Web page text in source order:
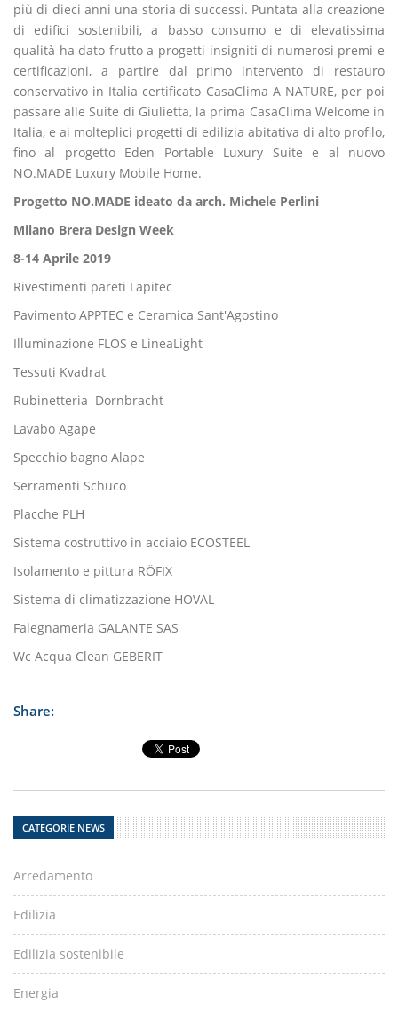
più di dieci anni una storia di successi. Puntata alla creazione
di edifici sostenibili, a basso consumo e di elevatissima
qualità ha dato frutto a progetti insigniti di numerosi premi e
certificazioni, a partire dal primo intervento di restauro
conservativo in Italia certificato CasaClima A NATURE, per poi
passare alle Suite di Giulietta, la prima CasaClima Welcome in
Italia, e ai molteplici progetti di edilizia abitativa di alto profilo,
fino al progetto Eden Portable Luxury Suite e al nuovo
NO.MADE Luxury Mobile Home.
Progetto NO.MADE ideato da arch. Michele Perlini
Milano Brera Design Week
8-14 Aprile 2019
Rivestimenti pareti Lapitec
Pavimento APPTEC e Ceramica Sant'Agostino
Illuminazione FLOS e LineaLight
Tessuti Kvadrat
Rubinetteria Dornbracht
Lavabo Agape
Specchio bagno Alape
Serramenti Schüco
Placche PLH
Sistema costruttivo in acciaio ECOSTEEL
Isolamento e pittura RÖFIX
Sistema di climatizzazione HOVAL
Falegnameria GALANTE SAS
Wc Acqua Clean GEBERIT
Share:
CATEGORIE NEWS
Arredamento
Edilizia
Edilizia sostenibile
Energia